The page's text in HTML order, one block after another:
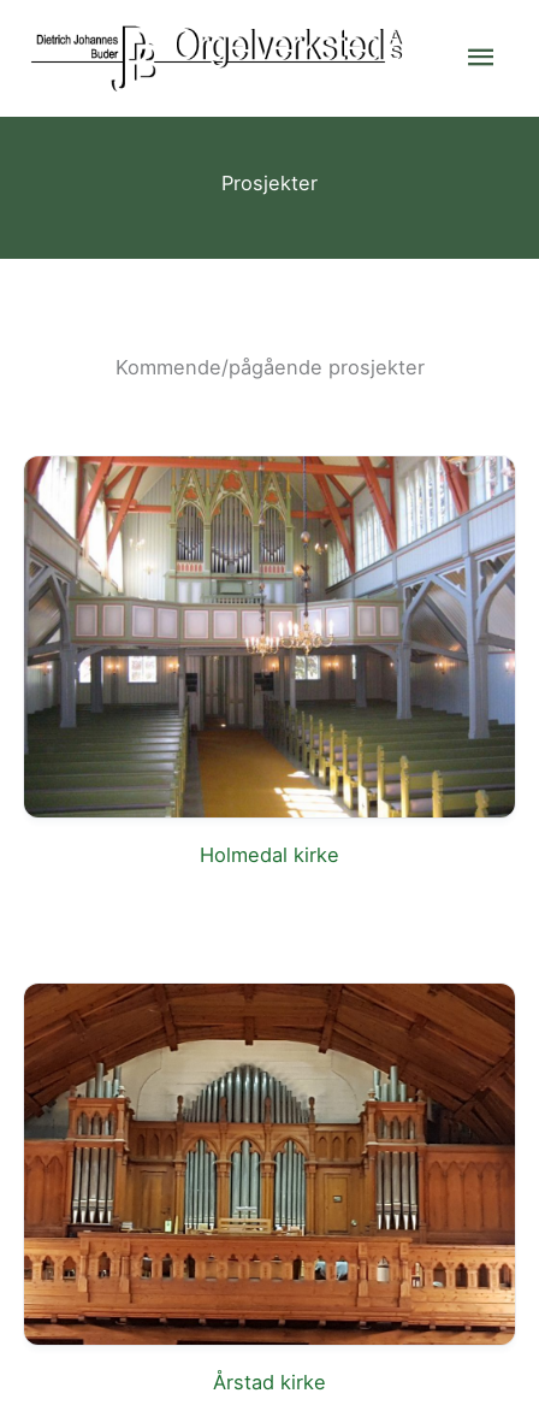
Prosjekter
Kommende/pågående prosjekter
Holmedal kirke
Årstad kirke